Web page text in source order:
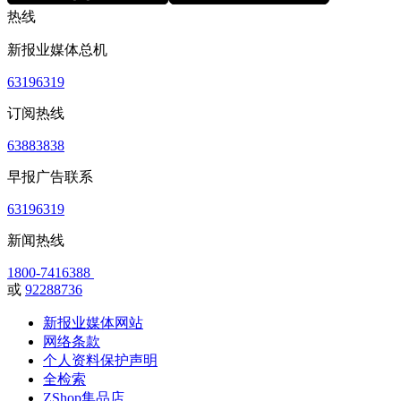
热线
新报业媒体总机
63196319
订阅热线
63883838
早报广告联系
63196319
新闻热线
1800-7416388
或 92288736
新报业媒体网站
网络条款
个人资料保护声明
全检索